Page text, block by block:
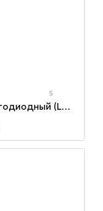
5
Фонарик налобный светодиодный (LED) с зумом